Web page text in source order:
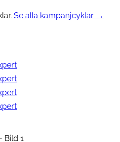
Se alla kampanjcyklar →